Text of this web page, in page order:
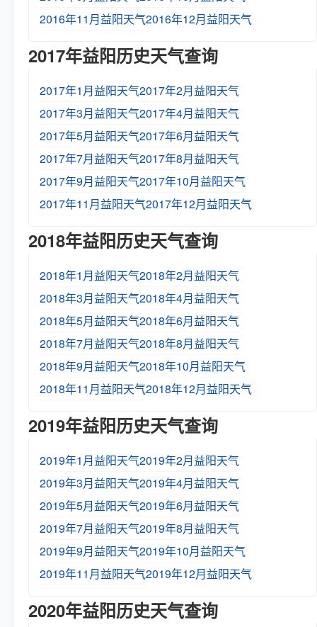
2016年11月益阳天气2016年12月益阳天气
2017年益阳历史天气查询
2017年1月益阳天气2017年2月益阳天气
2017年3月益阳天气2017年4月益阳天气
2017年5月益阳天气2017年6月益阳天气
2017年7月益阳天气2017年8月益阳天气
2017年9月益阳天气2017年10月益阳天气
2017年11月益阳天气2017年12月益阳天气
2018年益阳历史天气查询
2018年1月益阳天气2018年2月益阳天气
2018年3月益阳天气2018年4月益阳天气
2018年5月益阳天气2018年6月益阳天气
2018年7月益阳天气2018年8月益阳天气
2018年9月益阳天气2018年10月益阳天气
2018年11月益阳天气2018年12月益阳天气
2019年益阳历史天气查询
2019年1月益阳天气2019年2月益阳天气
2019年3月益阳天气2019年4月益阳天气
2019年5月益阳天气2019年6月益阳天气
2019年7月益阳天气2019年8月益阳天气
2019年9月益阳天气2019年10月益阳天气
2019年11月益阳天气2019年12月益阳天气
2020年益阳历史天气查询